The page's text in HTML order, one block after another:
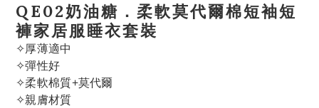
QE02奶油糖．柔軟莫代爾棉短袖短
褲家居服睡衣套裝
✧厚薄適中
✧彈性好
✧柔軟棉質+莫代爾
✧親膚材質